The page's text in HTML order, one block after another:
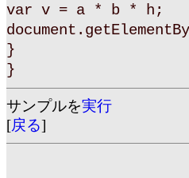
var v = a * b * h;
}
}
サンプルを実行
[戻る]